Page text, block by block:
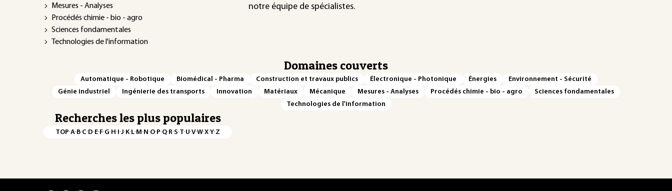
Mesures - Analyses
Procédés chimie - bio - agro
Sciences fondamentales
Technologies de l'information
notre équipe de spécialistes.
Domaines couverts
Automatique - Robotique Biomédical - Pharma Construction et travaux publics Électronique - Photonique Énergies
Environnement - Sécurité
Génie industriel
Ingénierie des transports Innovation Matériaux Mécanique Mesures - Analyses Procédés chimie - bio - agro
Sciences fondamentales
Technologies de l'information
Recherches les plus populaires
TOP·A·B·C·D·E·F·G·H·I·J·K·L·M·N·O·P·Q·R·S·T·U·V·W·X·Y·Z